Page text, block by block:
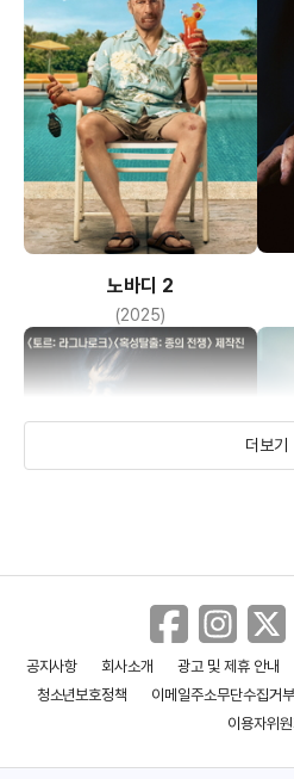
노바디 2
(2025)
더 사운드
더보기
공지사항 회사소개 광고 및 제휴 안내
청소년보호정책
이메일주소무단수집거부
이용자위원